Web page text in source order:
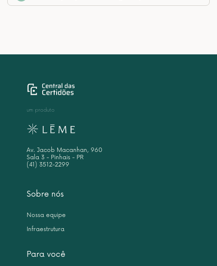
Sobre nós
Nossa equipe
Infraestrutura
Para você
um produto
Av. Jacob Macanhan, 960
Sala 3 - Pinhais - PR
(41) 3512-2299